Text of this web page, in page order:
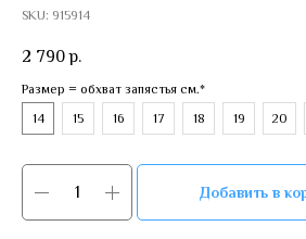
SKU: 915914
2 790 р.
Размер = обхват запястья см.*
14
15 16 17 18 19 20
Добавить в